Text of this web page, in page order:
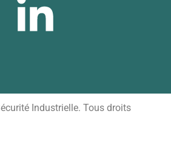
Industrielle. Tous droits